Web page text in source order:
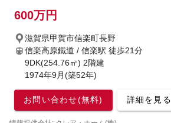
600万円
滋賀県甲賀市信楽町長野
信楽高原鐵道 / 信楽駅 徒歩21分
9DK(254.76㎡) 2階建
1974年9月(築52年)
お問い合わせ(無料) 詳細を見る